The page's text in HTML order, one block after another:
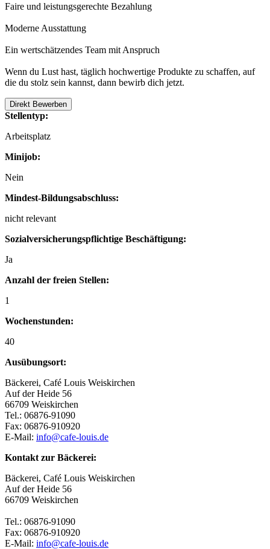
Faire und leistungsgerechte Bezahlung
Moderne Ausstattung
Ein wertschätzendes Team mit Anspruch
Wenn du Lust hast, täglich hochwertige Produkte zu schaffen, auf
die du stolz sein kannst, dann bewirb dich jetzt.
Direkt Bewerben
Stellentyp:
Arbeitsplatz
Minijob:
Nein
Mindest-Bildungsabschluss:
nicht relevant
Sozialversicherungspflichtige Beschäftigung:
Ja
Anzahl der freien Stellen:
1
Wochenstunden:
40
Ausübungsort:
Bäckerei, Café Louis Weiskirchen
Auf der Heide 56
66709 Weiskirchen
Tel.: 06876-91090
Fax: 06876-910920
E-Mail: info@cafe-louis.de
Kontakt zur Bäckerei:
Bäckerei, Café Louis Weiskirchen
Auf der Heide 56
66709 Weiskirchen
Tel.: 06876-91090
Fax: 06876-910920
E-Mail: info@cafe-louis.de